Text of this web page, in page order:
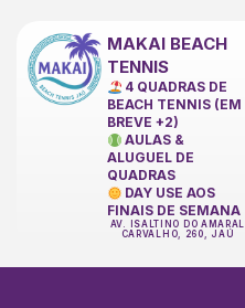
MAKAI BEACH
TENNIS
4 QUADRAS DE
BEACH TENNIS (EM
BREVE +2)
AULAS &
ALUGUEL DE
QUADRAS
DAY USE AOS
FINAIS DE SEMANA
AV. ISALTINO DO AMARAL
CARVALHO, 260, JAÚ